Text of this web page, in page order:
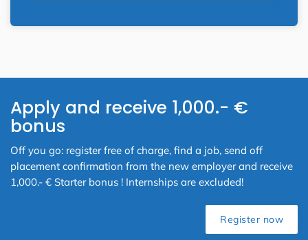
Apply and receive 1,000.- €
bonus
Off you go: register free of charge, find a job, send off
placement confirmation from the new employer and receive
1,000.- € Starter bonus ! Internships are excluded!
Register now